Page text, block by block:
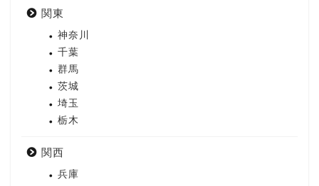
関東
神奈川
千葉
群馬
茨城
埼玉
栃木
関西
兵庫